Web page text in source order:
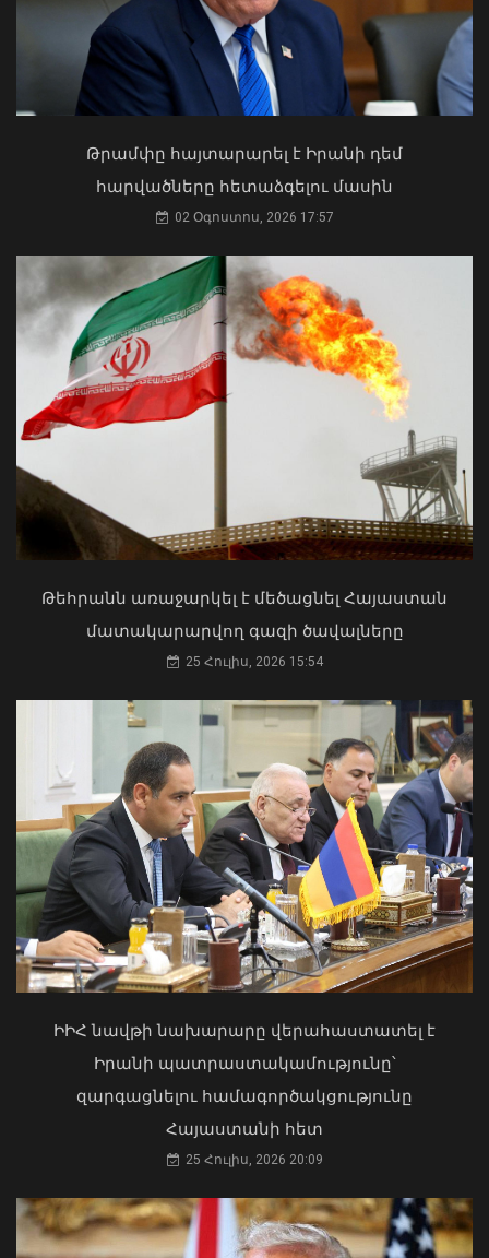
06 Օգոստոս, 2026 20:29
Ծովինար Թադևոսյանը պարգևատրել
է ծառայողական
պարտականությունները
բարեխղճորեն կատարած
ծառայողներին
Երևանում անցկացվեց
հաշմանդամություն ունեցող անձանց
միջազգային մարզական փառատոնը
06 Օգոստոս, 2026 20:00
Ի՞նչ ուղերձ էր ոտքի չկանգնելը.
Աղաջանյանը` ընդդիմությանը
ՀՀ երկաթուղին ազգային
ռազմավարական սեփականություն է
և պետք է կառավարվի ՀՀ
Բաբաջանյան
31 Հուլիս, 2026 12:08
Մկրտության արարողությունից հետո
Արտաշատում 14 մարդ թունավորման
02 Օգոստոս, 2026 15:06
Թրամփը հայտարարել է Իրանի դեմ
հարվածները հետաձգելու մասին
02 Օգոստոս, 2026 17:57
Թեհրանն առաջարկել է մեծացնել Հայաստան
մատակարարվող գազի ծավալները
25 Հուլիս, 2026 15:54
ԻԻՀ նավթի նախարարը վերահաստատել է
Իրանի պատրաստակամությունը՝
զարգացնելու համագործակցությունը
Հայաստանի հետ
25 Հուլիս, 2026 20:09